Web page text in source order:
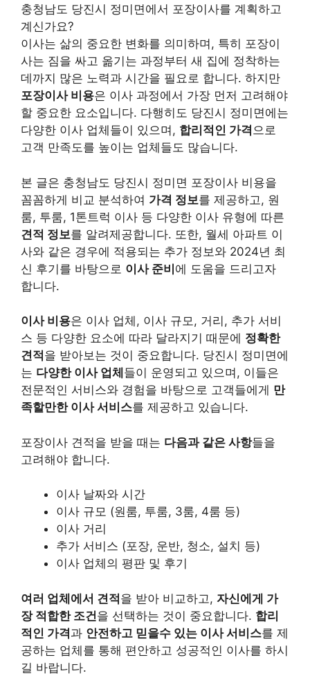
충청남도 당진시 정미면에서 포장이사를 계획하고
계신가요?
이사는 삶의 중요한 변화를 의미하며, 특히 포장이
사는 짐을 싸고 옮기는 과정부터 새 집에 정착하는
데까지 많은 노력과 시간을 필요로 합니다. 하지만
포장이사 비용은 이사 과정에서 가장 먼저 고려해야
할 중요한 요소입니다. 다행히도 당진시 정미면에는
다양한 이사 업체들이 있으며, 합리적인 가격으로
고객 만족도를 높이는 업체들도 많습니다.
본 글은 충청남도 당진시 정미면 포장이사 비용을
꼼꼼하게 비교 분석하여 가격 정보를 제공하고, 원
룸, 투룸, 1톤트럭 이사 등 다양한 이사 유형에 따른
견적 정보를 알려제공합니다. 또한, 월세 아파트 이
사와 같은 경우에 적용되는 추가 정보와 2024년 최
신 후기를 바탕으로 이사 준비에 도움을 드리고자
합니다.
이사 비용은 이사 업체, 이사 규모, 거리, 추가 서비
스 등 다양한 요소에 따라 달라지기 때문에 정확한
견적 을 받아보는 것이 중요합니다. 당진시 정미면에
는 다양한 이사 업체 들이 운영되고 있으며, 이들은
전문적인 서비스와 경험을 바탕으로 고객들에게 만
족할만한 이사 서비스를 제공하고 있습니다.
포장이사 견적을 받을 때는 다음과 같은 사항들을
고려해야 합니다.
이사 날짜와 시간
이사 규모 (원룸, 투룸, 3룸, 4룸 등)
이사 거리
추가 서비스 (포장, 운반, 청소, 설치 등)
이사 업체의 평판 및 후기
여러 업체에서 견적을 받아 비교하고, 자신에게 가
장 적합한 조건을 선택하는 것이 중요합니다. 합리
적인 가격과 안전하고 믿을수 있는 이사 서비스를 제
공하는 업체를 통해 편안하고 성공적인 이사를 하시
길 바랍니다.